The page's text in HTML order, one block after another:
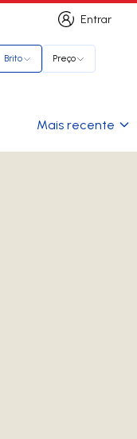
Entrar
Entrar
Brito Preço
Mais recente